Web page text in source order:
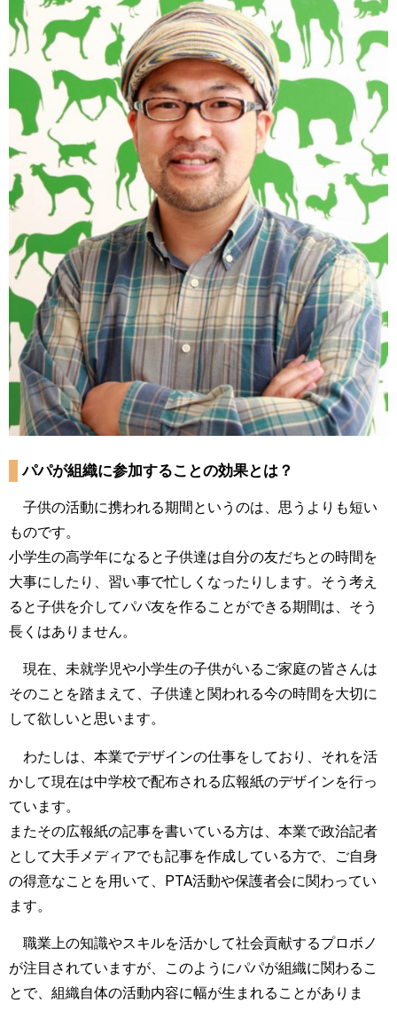
パパが組織に参加することの効果とは？
子供の活動に携われる期間というのは、思うよりも短い
ものです。
小学生の高学年になると子供達は自分の友だちとの時間を
大事にしたり、習い事で忙しくなったりします。そう考え
ると子供を介してパパ友を作ることができる期間は、そう
長くはありません。
現在、未就学児や小学生の子供がいるご家庭の皆さんは
そのことを踏まえて、子供達と関われる今の時間を大切に
して欲しいと思います。
わたしは、本業でデザインの仕事をしており、それを活
かして現在は中学校で配布される広報紙のデザインを行っ
ています。
またその広報紙の記事を書いている方は、本業で政治記者
として大手メディアでも記事を作成している方で、ご自身
の得意なことを用いて、PTA活動や保護者会に関わってい
ます。
職業上の知識やスキルを活かして社会貢献するプロボノ
が注目されていますが、このようにパパが組織に関わるこ
とで、組織自体の活動内容に幅が生まれることがありま